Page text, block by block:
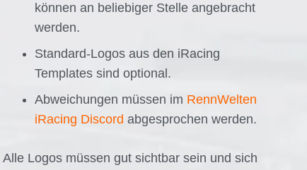
können an beliebiger Stelle angebracht
werden.
Standard-Logos aus den iRacing
Templates sind optional.
Abweichungen müssen im RennWelten
iRacing Discord abgesprochen werden.
Alle Logos müssen gut sichtbar sein und sich